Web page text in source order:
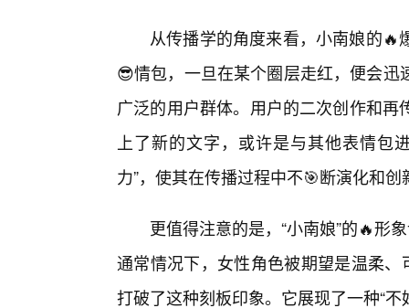
从传播学的角度来看，小南娘的
😎情包，一旦在某个圈层走红，便会
广泛的用户群体。用户的二次创作和
上了新的文字，或许是与其他表情包
力”，使其在传播过程中不🎯断演化和创
更值得注意的是，“小南娘”的🔥形
通常情况下，女性角色被期望是温柔
打破了这种刻板印象。它展现了一种“